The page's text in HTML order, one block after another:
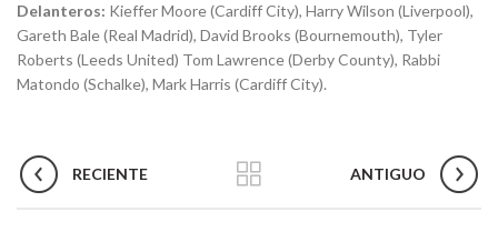
Delanteros: Kieffer Moore (Cardiff City), Harry Wilson (Liverpool),
Gareth Bale (Real Madrid), David Brooks (Bournemouth), Tyler
Roberts (Leeds United) Tom Lawrence (Derby County), Rabbi
Matondo (Schalke), Mark Harris (Cardiff City).
RECIENTE ANTIGUO